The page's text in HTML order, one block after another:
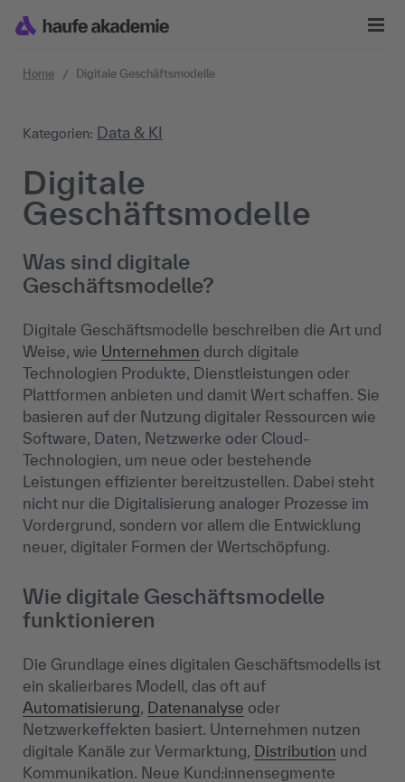
Home Digitale Geschäftsmodelle
Kategorien: Data & KI
Digitale
Geschäftsmodelle
Was sind digitale
Geschäftsmodelle?
Digitale Geschäftsmodelle beschreiben die Art und
Weise, wie Unternehmen durch digitale
Technologien Produkte, Dienstleistungen oder
Plattformen anbieten und damit Wert schaffen. Sie
basieren auf der Nutzung digitaler Ressourcen wie
Software, Daten, Netzwerke oder Cloud-
Technologien, um neue oder bestehende
Leistungen effizienter bereitzustellen. Dabei steht
nicht nur die Digitalisierung analoger Prozesse im
Vordergrund, sondern vor allem die Entwicklung
neuer, digitaler Formen der Wertschöpfung.
Wie digitale Geschäftsmodelle
funktionieren
Die Grundlage eines digitalen Geschäftsmodells ist
ein skalierbares Modell, das oft auf
Automatisierung, Datenanalyse oder
Netzwerkeffekten basiert. Unternehmen nutzen
digitale Kanäle zur Vermarktung, Distribution und
Kommunikation. Neue Kund:innensegmente